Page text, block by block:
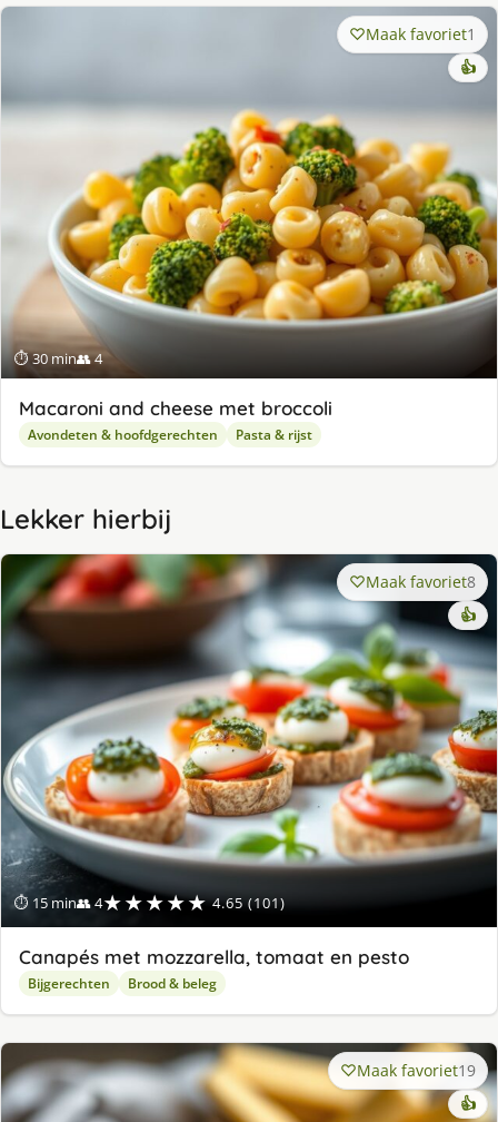
⏱ 30 min👥 4
Maak favoriet1
👍
Macaroni and cheese met broccoli
Avondeten & hoofdgerechten Pasta & rijst
Lekker hierbij
⏱ 15 min👥 4★★★★★ 4.65 (101)
Maak favoriet8
👍
Canapés met mozzarella, tomaat en pesto
Bijgerechten Brood & beleg
Maak favoriet19
👍